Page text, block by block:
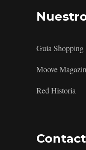
Guía Shopping
Moove
Red Historia